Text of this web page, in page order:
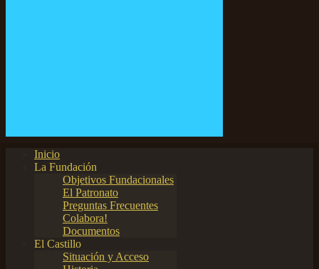
Inicio
La Fundación
Objetivos Fundacionales
El Patronato
Preguntas Frecuentes
Colabora!
Documentos
El Castillo
Situación y Acceso